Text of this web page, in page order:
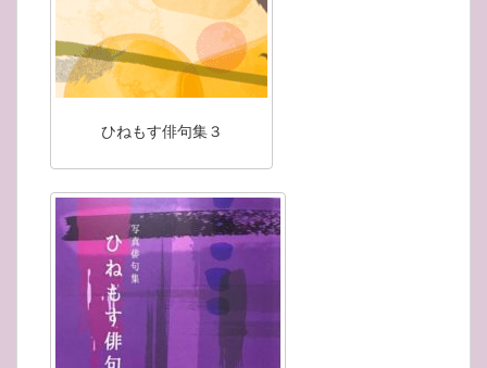
ひねもす俳句集３